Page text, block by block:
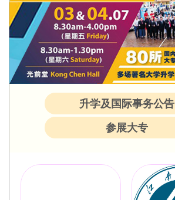
升学及国际事务公告
参展大专